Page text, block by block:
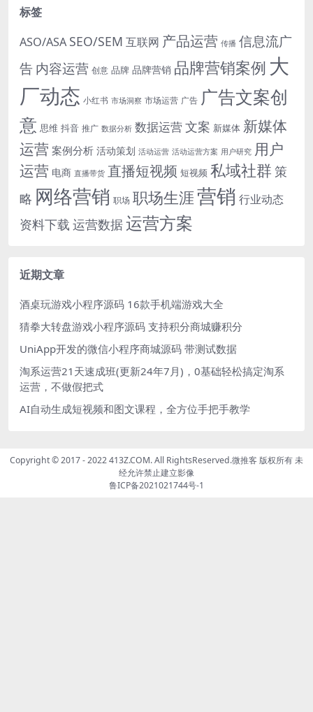
标签
ASO/ASA SEO/SEM 互联网 产品运营 传播 信息流广
告 内容运营 创意 品牌 品牌营销 品牌营销案例 大
厂动态 小红书 市场洞察 市场运营 广告 广告文案创
意 思维 抖音 推广 数据分析 数据运营文案 新媒体 新媒体
运营 案例分析 活动策划 活动运营 活动运营方案 用户研究 用户
运营 电商 直播带货 直播短视频 短视频 私域社群 策
略 网络营销 职场 职场生涯营销 行业动态
资料下载 运营数据运营方案
近期文章
酒桌玩游戏小程序源码 16款手机端游戏大全
猜拳大转盘游戏小程序源码 支持积分商城赚积分
UniApp开发的微信小程序商城源码 带测试数据
淘系运营21天速成班(更新24年7月)，0基础轻松搞定淘系
运营，不做假把式
AI自动生成短视频和图文课程，全方位手把手教学
Copyright © 2017 - 2022 413Z.COM. All RightsReserved.微推客 版权所有 未
经允许禁止建立影像
鲁ICP备2021021744号-1